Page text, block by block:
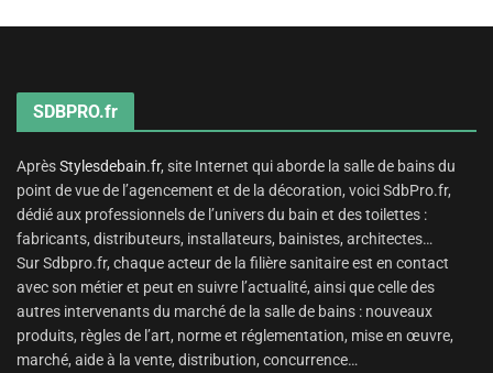
SDBPRO.fr
AprèsStylesdebain.fr, site Internet qui aborde la salle de bains du
point de vue de l’agencement et de la décoration, voici SdbPro.fr,
dédié aux professionnels de l’univers du bain et des toilettes :
fabricants, distributeurs, installateurs, bainistes, architectes…
Sur Sdbpro.fr, chaque acteur de la filière sanitaire est en contact
avec son métier et peut en suivre l’actualité, ainsi que celle des
autres intervenants du marché de la salle de bains : nouveaux
produits, règles de l’art, norme et réglementation, mise en œuvre,
marché, aide à la vente, distribution, concurrence…